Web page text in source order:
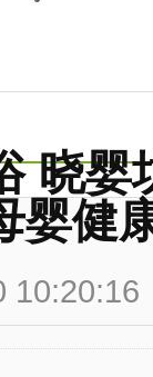
晓
婴健
10:20:16